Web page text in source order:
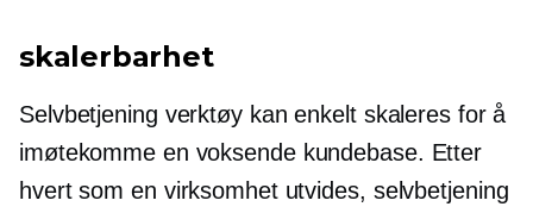
skalerbarhet
Selvbetjening verktøy kan enkelt skaleres for å
imøtekomme en voksende kundebase. Etter
hvert som en virksomhet utvides, selvbetjening